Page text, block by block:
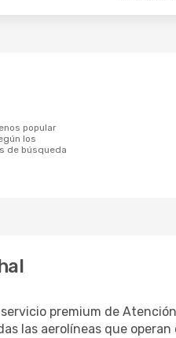
los
de búsqueda
premium de
las aerolíneas que operan